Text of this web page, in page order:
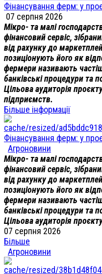
Фінансування ферм: у
07 серпня 2026
Мікро- та малі
фінансовий сервіс,
від рахунку до
позиціонують його як
фермери називають
банківські процедури та
Цільова аудиторія
підприємств.
Більше інформації
Фінансування ферм: у
Агроновини
Мікро- та малі
фінансовий сервіс,
від рахунку до
позиціонують його як
фермери називають
банківські процедури та
Цільова аудиторія
07 серпня 2026
Більше
Агроновини